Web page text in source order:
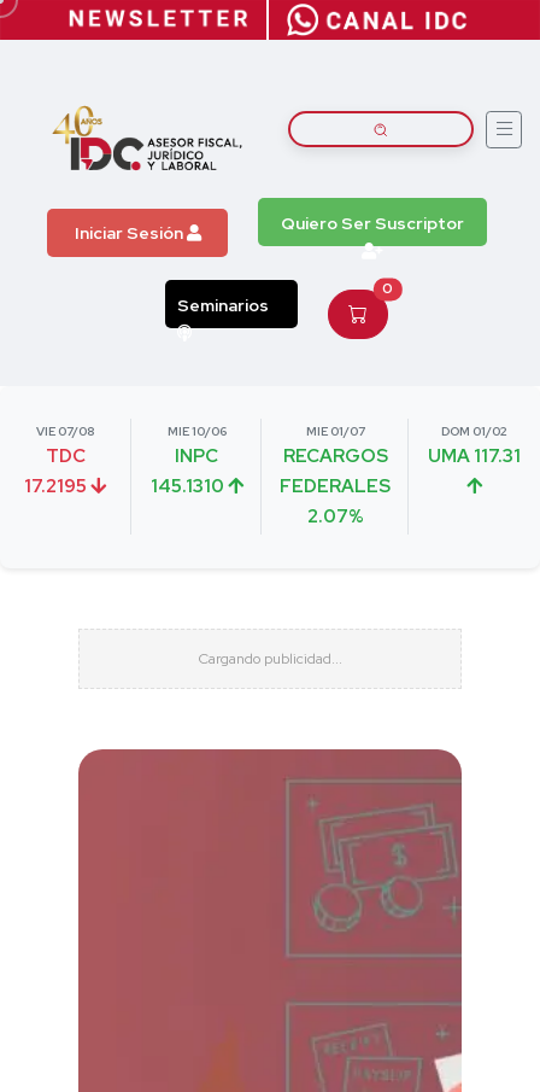
Iniciar Sesión Quiero Ser Suscriptor
Seminarios
0
VIE 07/08
TDC
17.2195
MIE 10/06
INPC
145.1310
MIE 01/07
RECARGOS
FEDERALES
2.07%
DOM 01/02
UMA 117.31